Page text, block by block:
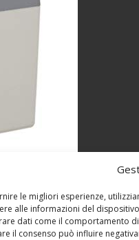
le migliori esperienze,
alle informazioni del
dati come il comportamento
il consenso può influire